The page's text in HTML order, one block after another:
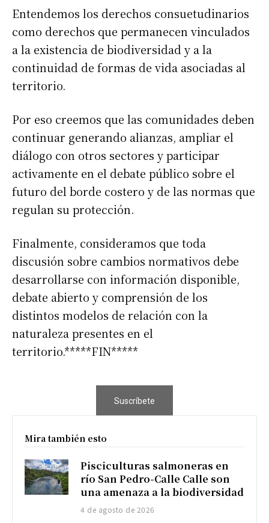
Entendemos los derechos consuetudinarios
como derechos que permanecen vinculados
a la existencia de biodiversidad y a la
continuidad de formas de vida asociadas al
territorio.
Por eso creemos que las comunidades deben
continuar generando alianzas, ampliar el
diálogo con otros sectores y participar
activamente en el debate público sobre el
futuro del borde costero y de las normas que
regulan su protección.
Finalmente, consideramos que toda
discusión sobre cambios normativos debe
desarrollarse con información disponible,
debate abierto y comprensión de los
distintos modelos de relación con la
naturaleza presentes en el
territorio.*****FIN*****
Suscríbete
Mira también esto
Pisciculturas salmoneras en
río San Pedro-Calle Calle son
una amenaza a la biodiversidad
4 de agosto de 2026